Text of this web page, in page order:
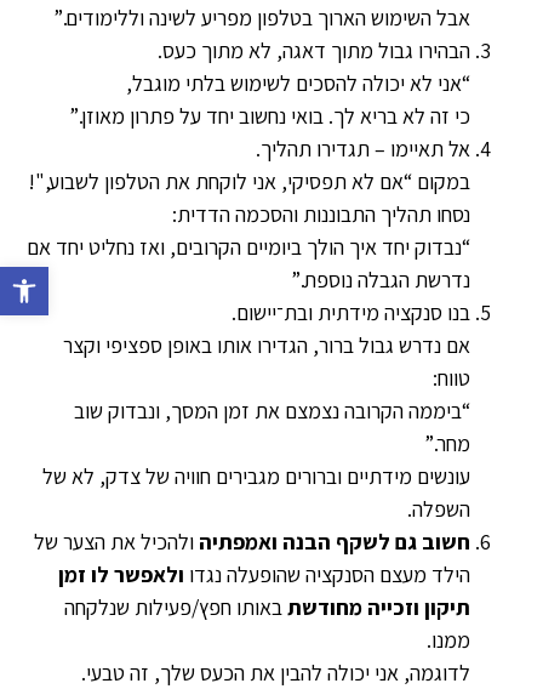
פתח
אבל השימוש הארוך בטלפון מפריע לשינה וללימודים.”
הבהירו גבול מתוך דאגה, לא מתוך כעס.
“אני לא יכולה להסכים לשימוש בלתי מוגבל,
כי זה לא בריא לך. בואי נחשוב יחד על פתרון מאוזן.”
אל תאיימו – תגדירו תהליך.
במקום “אם לא תפסיקי, אני לוקחת את הטלפון לשבוע,"!
נסחו תהליך התבוננות והסכמה הדדית:
“נבדוק יחד איך הולך ביומיים הקרובים, ואז נחליט יחד אם
נדרשת הגבלה נוספת.”
בנו סנקציה מידתית ובת־יישום.
אם נדרש גבול ברור, הגדירו אותו באופן ספציפי וקצר
טווח:
“ביממה הקרובה נצמצם את זמן המסך, ונבדוק שוב
מחר.”
עונשים מידתיים וברורים מגבירים חוויה של צדק, לא של
השפלה.
חשוב גם לשקף הבנה ואמפתיה ולהכיל את הצער של
הילד מעצם הסנקציה שהופעלה נגדו ולאפשר לו זמן
תיקון וזכייה מחודשת באותו חפץ/פעילות שנלקחה
ממנו.
לדוגמה, אני יכולה להבין את הכעס שלך, זה טבעי.